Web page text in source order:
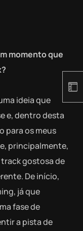
momento que
ideia que
e, dentro desta
para os meus
principalmente,
gostosa de
De início,
já que
fase de
a pista de